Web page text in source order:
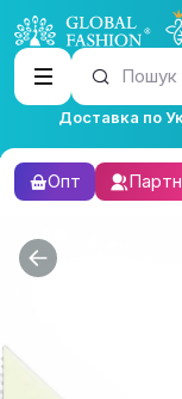
Пошук
Доставка по
Опт